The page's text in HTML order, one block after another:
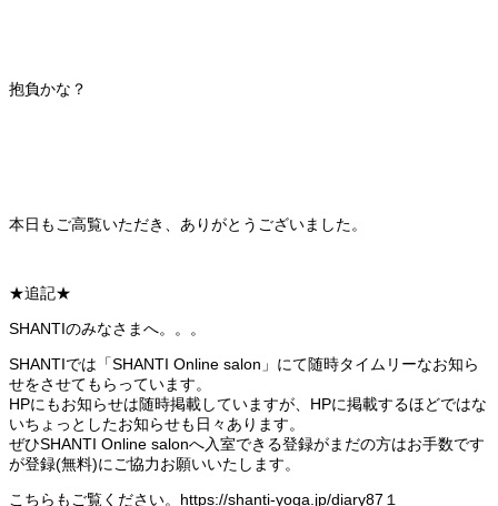
抱負かな？
本日もご高覧いただき、ありがとうございました。
★追記★
SHANTIのみなさまへ。。。
SHANTIでは「SHANTI Online salon」にて随時タイムリーなお知ら
せをさせてもらっています。
HPにもお知らせは随時掲載していますが、HPに掲載するほどではな
いちょっとしたお知らせも日々あります。
ぜひSHANTI Online salonへ入室できる登録がまだの方はお手数です
が登録(無料)にご協力お願いいたします。
こちらもご覧ください。https://shanti-yoga.jp/diary87１